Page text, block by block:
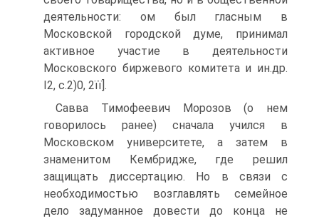
деятельности: ом был гласным в
Московской городской думе, принимал
активное участие в деятельности
Московского биржевого комитета и ин.др.
І2, с.2)0, 2її].
Савва Тимофеевич Морозов (о нем
говорилось ранее) сначала учился в
Московском университете, а затем в
знаменитом Кембридже, где решил
защищать диссертацию. Но в связи с
необходимостью возглавлять семейное
дело задуманное довести до конца не